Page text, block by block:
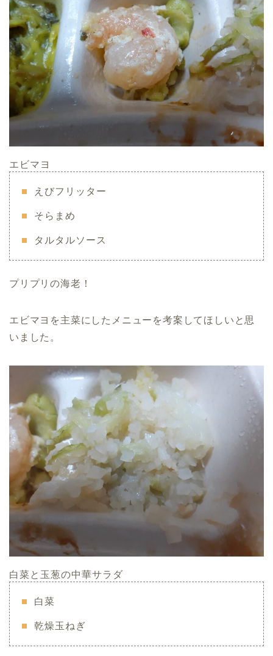
エビマヨ
えびフリッター
そらまめ
タルタルソース
プリプリの海老！
エビマヨを主菜にしたメニューを考案してほしいと思
いました。
白菜と玉葱の中華サラダ
白菜
乾燥玉ねぎ